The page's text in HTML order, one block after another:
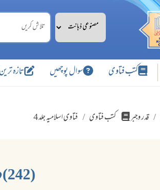
کتب فتاوی سوال پوچھیں تازہ
قدر وجبر کتب فتاوی فتاوی اسلامیہ جلد 4
(242) دعا سے تقدیر بدل جاتی ہے